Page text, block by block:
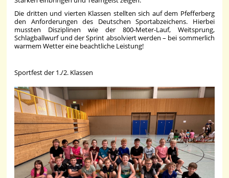
Die dritten und vierten Klassen stellten sich auf dem Pfefferberg
den Anforderungen des Deutschen Sportabzeichens. Hierbei
mussten Disziplinen wie der 800-Meter-Lauf, Weitsprung,
Schlagballwurf und der Sprint absolviert werden – bei sommerlich
warmem Wetter eine beachtliche Leistung!
Sportfest der 1./2. Klassen